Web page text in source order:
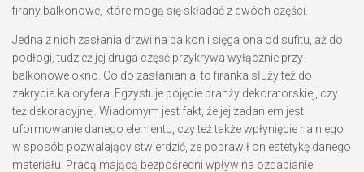
firany balkonowe, które mogą się składać z dwóch części.
Jedna z nich zasłania drzwi na balkon i sięga ona od sufitu, aż do
podłogi, tudzież jej druga część przykrywa wyłącznie przy-
balkonowe okno. Co do zasłaniania, to firanka służy też do
zakrycia kaloryfera. Egzystuje pojęcie branży dekoratorskiej, czy
też dekoracyjnej. Wiadomym jest fakt, że jej zadaniem jest
uformowanie danego elementu, czy też także wpłynięcie na niego
w sposób pozwalający stwierdzić, że poprawił on estetykę danego
materiału. Pracą mającą bezpośredni wpływ na ozdabianie